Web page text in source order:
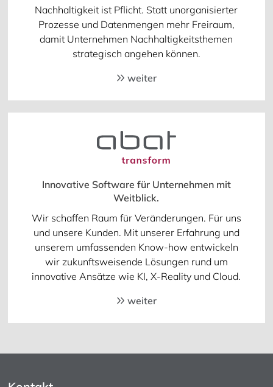
Nachhaltigkeit ist Pflicht. Statt unorganisierter
Prozesse und Datenmengen mehr Freiraum,
damit Unternehmen Nachhaltigkeitsthemen
strategisch angehen können.
weiter
Innovative Software für Unternehmen mit
Weitblick.
Wir schaffen Raum für Veränderungen. Für uns
und unsere Kunden. Mit unserer Erfahrung und
unserem umfassenden Know-how entwickeln
wir zukunftsweisende Lösungen rund um
innovative Ansätze wie KI, X-Reality und Cloud.
weiter